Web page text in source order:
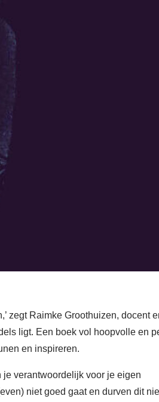
zegt Raimke Groothuizen, docent
ligt. Een boek vol hoopvolle en
en inspireren.
verantwoordelijk voor je eigen
niet goed gaat en durven dit